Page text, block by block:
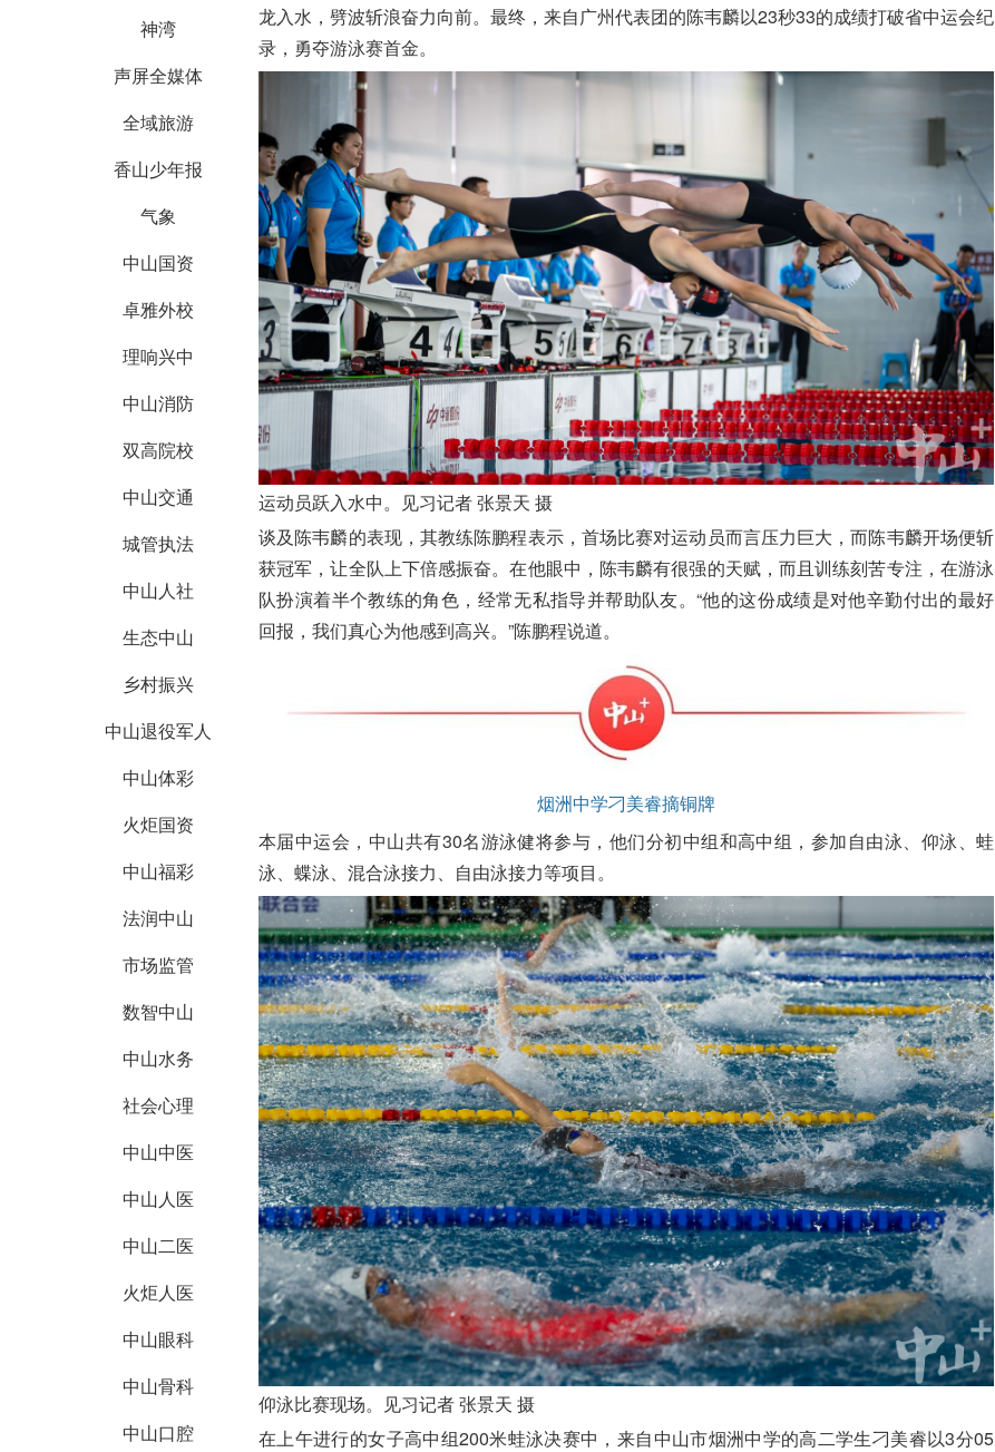
神湾
声屏全媒体
全域旅游
香山少年报
气象
中山国资
卓雅外校
理响兴中
中山消防
双高院校
中山交通
城管执法
中山人社
生态中山
乡村振兴
中山退役军人
中山体彩
火炬国资
中山福彩
法润中山
市场监管
数智中山
中山水务
社会心理
中山中医
中山人医
中山二医
火炬人医
中山眼科
中山骨科
中山口腔
龙入水，劈波斩浪奋力向前。最终，来自广州代表团的陈韦麟以23秒33的成绩打破省中运会纪
录 ，勇夺游泳赛首金。
运动员跃入水中。见习记者 张景天 摄
谈及陈韦麟的表现，其教练陈鹏程表示，首场比赛对运动员而言压力巨大，而陈韦麟开场便斩
获冠军，让全队上下倍感振奋。在他眼中，陈韦麟有很强的天赋，而且训练刻苦专注，在游泳
队扮演着半个教练的角色，经常无私指导并帮助队友。“他的这份成绩是对他辛勤付出的最好
回报，我们真心为他感到高兴。”陈鹏程说道。
烟洲中学刁美睿摘铜牌
本届中运会，中山共有30名游泳健将参与，他们分初中组和高中组，参加自由泳、仰泳、蛙
泳、蝶泳、混合泳接力、自由泳接力等项目。
仰泳比赛现场。见习记者 张景天 摄
在上午进行的女子高中组200米蛙泳决赛中，来自中山市烟洲中学的高二学生刁美睿以3分05